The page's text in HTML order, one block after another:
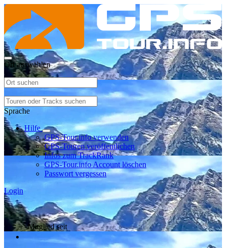
Ort auswählen
Sprache
Hilfe
GPS-Tour.info verwenden
GPS-Touren veröffentlichen
Infos zum TrackRank
GPS-Tour.info Account löschen
Passwort vergessen
Login
Mitglied seit